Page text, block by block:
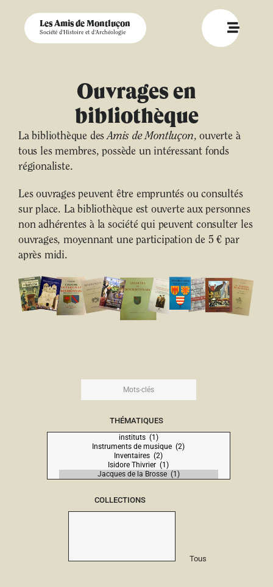
Les Amis de Montluçon
Société d'Histoire et d'Archéologie
Ouvrages en
bibliothèque
La bibliothèque desAmis de Montluçon, ouverte à
tous les membres, possède un intéressant fonds
régionaliste.
Les ouvrages peuvent être empruntés ou consultés
sur place. La bibliothèque est ouverte aux personnes
non adhérentes à la société qui peuvent consulter les
ouvrages, moyennant une participation de 5 € par
après midi.
THÉMATIQUES
COLLECTIONS
Tous